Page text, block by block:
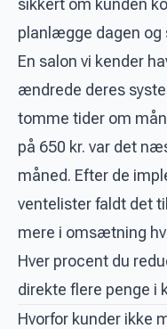
planlægge dagen og
En salon vi kender
ændrede deres
tomme tider om
på 650 kr. var det
måned. Efter de
ventelister faldt det
mere i omsætning
Hver procent du
direkte flere penge i
Hvorfor kunder ikke